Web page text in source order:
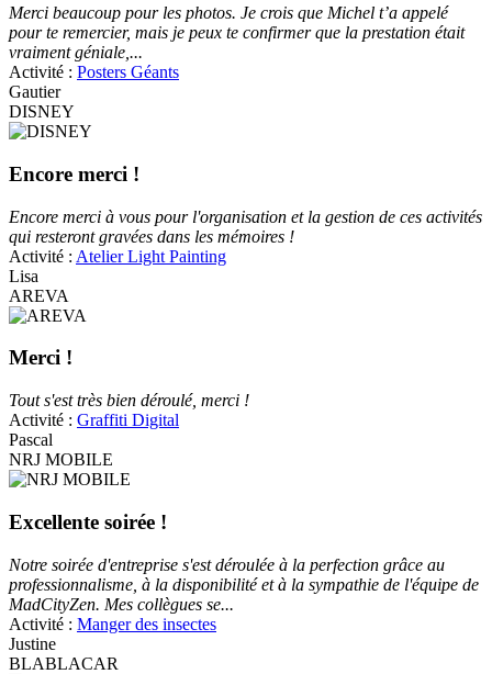
Merci beaucoup pour les photos. Je crois que Michel t’a appelé
pour te remercier, mais je peux te confirmer que la prestation était
vraiment géniale,...
Activité : Posters Géants
Gautier
DISNEY
Encore merci !
Encore merci à vous pour l'organisation et la gestion de ces activités
qui resteront gravées dans les mémoires !
Activité : Atelier Light Painting
Lisa
AREVA
Merci !
Tout s'est très bien déroulé, merci !
Activité : Graffiti Digital
Pascal
NRJ MOBILE
Excellente soirée !
Notre soirée d'entreprise s'est déroulée à la perfection grâce au
professionnalisme, à la disponibilité et à la sympathie de l'équipe de
MadCityZen. Mes collègues se...
Activité : Manger des insectes
Justine
BLABLACAR